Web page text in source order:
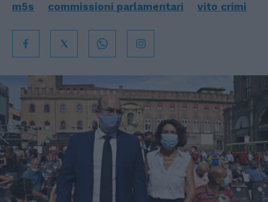
m5s commissioni parlamentari vito crimi